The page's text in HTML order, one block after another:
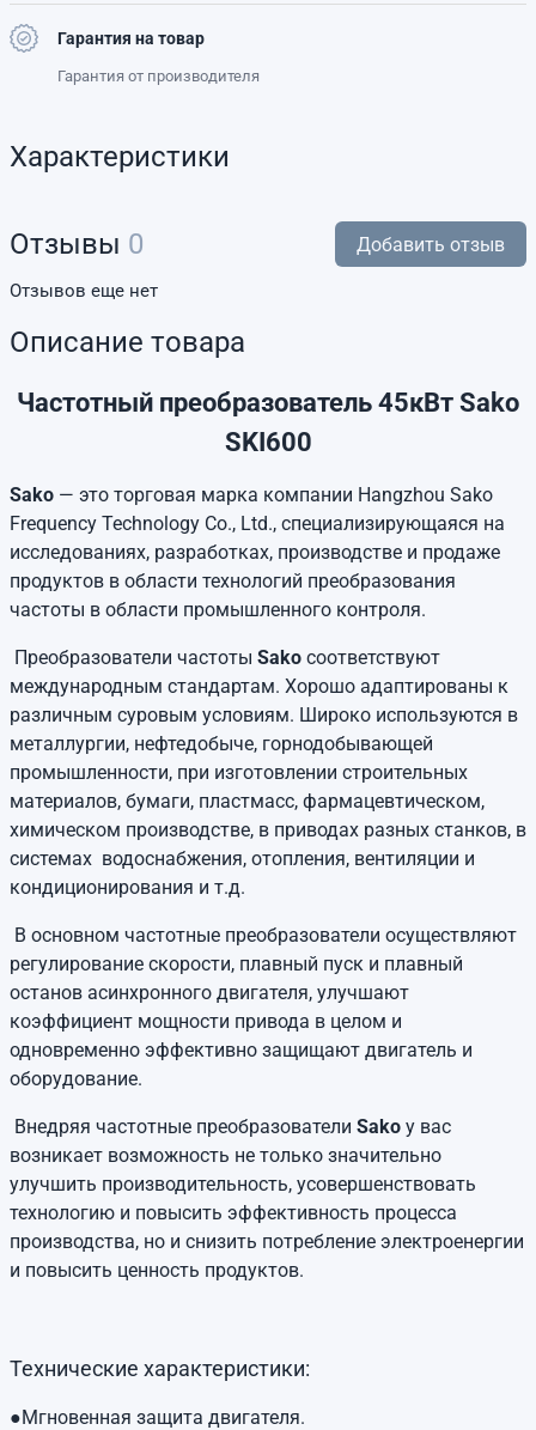
Гарантия на товар
Гарантия от производителя
Характеристики
Отзывы 0 Добавить отзыв
Отзывов еще нет
Описание товара
Частотный преобразователь 45кВт Sako
SKI600
Sako — это торговая марка компании Hangzhou Sako
Frequency Technology Co., Ltd., специализирующаяся на
исследованиях, разработках, производстве и продаже
продуктов в области технологий преобразования
частоты в области промышленного контроля.
Преобразователи частоты Sako соответствуют
международным стандартам. Хорошо адаптированы к
различным суровым условиям. Широко используются в
металлургии, нефтедобыче, горнодобывающей
промышленности, при изготовлении строительных
материалов, бумаги, пластмасс, фармацевтическом,
химическом производстве, в приводах разных станков, в
системах водоснабжения, отопления, вентиляции и
кондиционирования и т.д.
В основном частотные преобразователи осуществляют
регулирование скорости, плавный пуск и плавный
останов асинхронного двигателя, улучшают
коэффициент мощности привода в целом и
одновременно эффективно защищают двигатель и
оборудование.
Внедряя частотные преобразователи Sako у вас
возникает возможность не только значительно
улучшить производительность, усовершенствовать
технологию и повысить эффективность процесса
производства, но и снизить потребление электроенергии
и повысить ценность продуктов.
Технические характеристики:
●Мгновенная защита двигателя.